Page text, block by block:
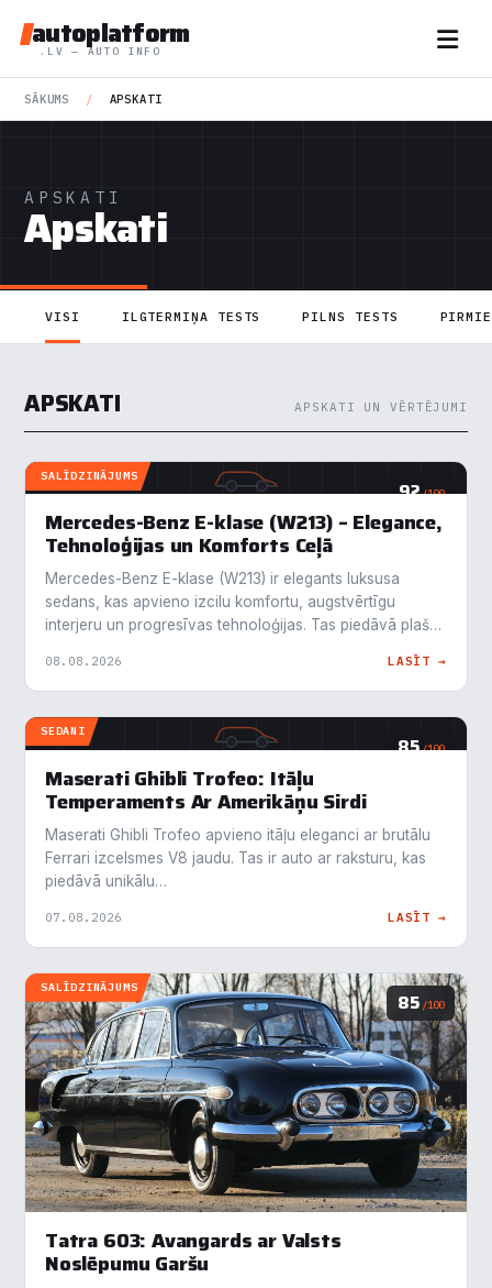
autoplatform
.LV — AUTO INFO
SĀKUMS / APSKATI
APSKATI
Apskati
VISI ILGTERMIŅA TESTS PILNS TESTS
APSKATI APSKATI UN VĒRTĒJUMI
SALĪDZINĀJUMS
92/100
Mercedes-Benz E-klase (W213) – Elegance,
Tehnoloģijas un Komforts Ceļā
Mercedes-Benz E-klase (W213) ir elegants luksusa
sedans, kas apvieno izcilu komfortu, augstvērtīgu
interjeru un progresīvas tehnoloģijas. Tas piedāvā plašu
08.08.2026 LASĪT →
SEDANI
85/100
Maserati Ghibli Trofeo: Itāļu
Temperaments Ar Amerikāņu Sirdi
Maserati Ghibli Trofeo apvieno itāļu eleganci ar brutālu
Ferrari izcelsmes V8 jaudu. Tas ir auto ar raksturu, kas
piedāvā unikālu…
07.08.2026 LASĪT →
SALĪDZINĀJUMS
85 /100
Tatra 603: Avangards ar Valsts
Noslēpumu Garšu